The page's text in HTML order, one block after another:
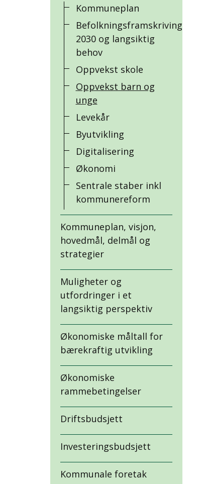
Kommuneplan
Befolkningsframskriving
2030 og langsiktig
behov
Oppvekst skole
Oppvekst barn og
unge
Levekår
Byutvikling
Digitalisering
Økonomi
Sentrale staber inkl
kommunereform
Kommuneplan, visjon,
hovedmål, delmål og
strategier
Muligheter og
utfordringer i et
langsiktig perspektiv
Økonomiske måltall for
bærekraftig utvikling
Økonomiske
rammebetingelser
Driftsbudsjett
Investeringsbudsjett
Kommunale foretak